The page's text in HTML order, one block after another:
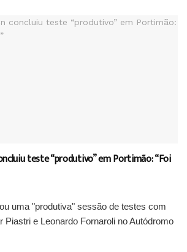
teste “produtivo” em Portimão: “Foi
uma "produtiva" sessão de testes com
Piastri e Leonardo Fornaroli no Autódromo